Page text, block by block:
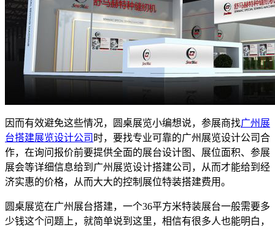
因而有效避免这些情况，圆桌展览小编想说，参展商找广州展
台搭建展览设计公司 时，要找专业可靠的广州展览设计公司合
作，在询问报价前要提供全面的展台设计图、展位面积、参展
展会等详细信息给到广州展览设计搭建公司，从而才能给到经
济实惠的价格，从而大大的控制展位特装搭建费用。
圆桌展览在广州展台搭建，一个36平方米特装展台一般需要多
少钱这个问题上，就简单说到这里，相信有很多人也能明白，